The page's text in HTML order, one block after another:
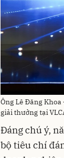
Ông Lê Đăng
giải thưởng tại
Đáng chú ý,
bộ tiêu chí